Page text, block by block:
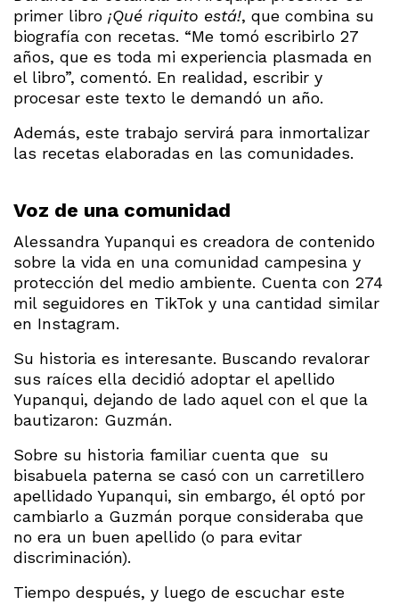
primer libro ¡Qué riquito está!, que combina su
biografía con recetas. “Me tomó escribirlo 27
años, que es toda mi experiencia plasmada en
el libro”, comentó. En realidad, escribir y
procesar este texto le demandó un año.
Además, este trabajo servirá para inmortalizar
las recetas elaboradas en las comunidades.
Voz de una comunidad
Alessandra Yupanqui es creadora de contenido
sobre la vida en una comunidad campesina y
protección del medio ambiente. Cuenta con 274
mil seguidores en TikTok y una cantidad similar
en Instagram.
Su historia es interesante. Buscando revalorar
sus raíces ella decidió adoptar el apellido
Yupanqui, dejando de lado aquel con el que la
bautizaron: Guzmán.
Sobre su historia familiar cuenta que su
bisabuela paterna se casó con un carretillero
apellidado Yupanqui, sin embargo, él optó por
cambiarlo a Guzmán porque consideraba que
no era un buen apellido (o para evitar
discriminación).
Tiempo después, y luego de escuchar este